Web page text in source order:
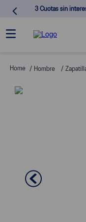
3 Cuotas sin
Hombre